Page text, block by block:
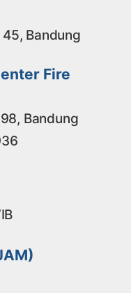
Bandung
Fire
Bandung